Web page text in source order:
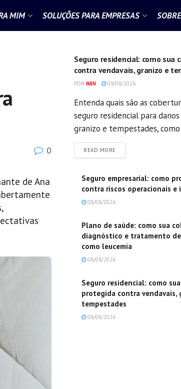
MIM SOLUÇÕES PARA EMPRESAS SOBRE
0
de Ana
Seguro residencial: como sua
contra vendavais, granizo e
POR N8N 09/08/2026
Entenda quais são as
seguro residencial para
granizo e tempestades, como
READ MOREDETAILS
Seguro empresarial: como
contra riscos operacionais e
08/08/2026
Plano de saúde: como sua
diagnóstico e tratamento de
como leucemia
08/08/2026
Seguro residencial: como
protegida contra vendavais,
tempestades
08/08/2026